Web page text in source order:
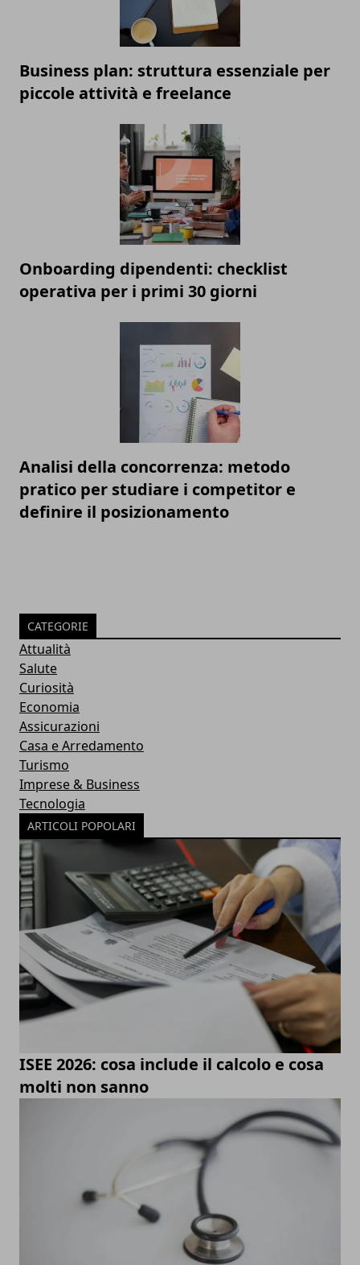
Business plan: struttura essenziale per
piccole attività e freelance
Onboarding dipendenti: checklist
operativa per i primi 30 giorni
Analisi della concorrenza: metodo
pratico per studiare i competitor e
definire il posizionamento
CATEGORIE
Attualità
Salute
Curiosità
Economia
Assicurazioni
Casa e Arredamento
Turismo
Imprese & Business
Tecnologia
ARTICOLI POPOLARI
ISEE 2026: cosa include il calcolo e cosa
molti non sanno